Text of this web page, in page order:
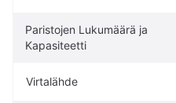
Paristojen Lukumäärä ja
Kapasiteetti
Virtalähde